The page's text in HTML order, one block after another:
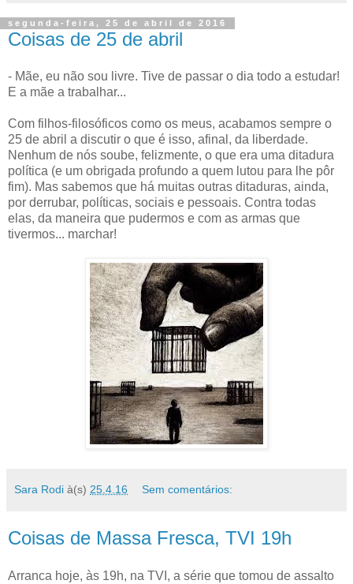
segunda-feira, 25 de abril de 2016
Coisas de 25 de abril
- Mãe, eu não sou livre. Tive de passar o dia todo a estudar!
E a mãe a trabalhar...
Com filhos-filosóficos como os meus, acabamos sempre o
25 de abril a discutir o que é isso, afinal, da liberdade.
Nenhum de nós soube, felizmente, o que era uma ditadura
política (e um obrigada profundo a quem lutou para lhe pôr
fim). Mas sabemos que há muitas outras ditaduras, ainda,
por derrubar, políticas, sociais e pessoais. Contra todas
elas, da maneira que pudermos e com as armas que
tivermos... marchar!
Sara Rodi à(s) 25.4.16 Sem comentários:
Coisas de Massa Fresca, TVI 19h
Arranca hoje, às 19h, na TVI, a série que tomou de assalto